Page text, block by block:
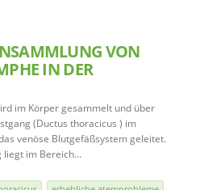
VON
IN DER
im Körper gesammelt und über
(Ductus thoracicus ) im
venöse Blutgefäßsystem geleitet.
liegt im Bereich…